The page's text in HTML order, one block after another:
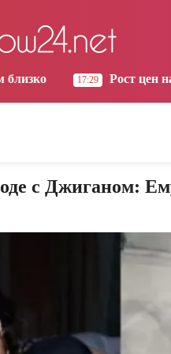
21:27
Moscow
20:27
Рост цен на продукты в
с Джиганом: